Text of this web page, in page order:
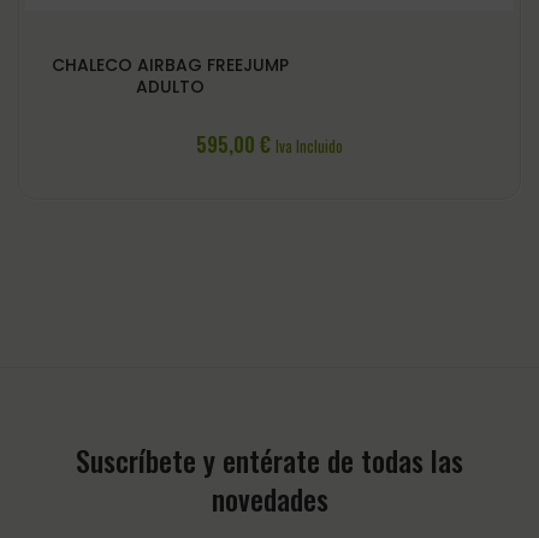
CHALECO AIRBAG FREEJUMP
ADULTO
595,00 € Iva Incluido
Suscríbete y entérate de todas las
novedades